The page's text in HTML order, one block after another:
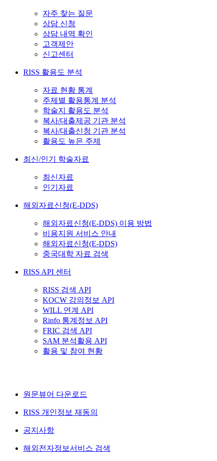
자주 찾는 질문
상담 신청
상담 내역 확인
고객제안
신고센터
RISS 활용도 분석
자료 현황 통계
주제별 활용통계 분석
학술지 활용도 분석
복사/대출제공 기관 분석
복사/대출신청 기관 분석
활용도 높은 주제
최신/인기 학술자료
최신자료
인기자료
해외자료신청(E-DDS)
해외자료신청(E-DDS) 이용 방법
비용지원 서비스 안내
해외자료신청(E-DDS)
중국대학 자료 검색
RISS API 센터
RISS 검색 API
KOCW 강의정보 API
WILL 연계 API
Rinfo 통계정보 API
FRIC 검색 API
SAM 분석활용 API
활용 및 참여 현황
원문뷰어 다운로드
RISS 개인정보 재동의
공지사항
해외전자정보서비스 검색